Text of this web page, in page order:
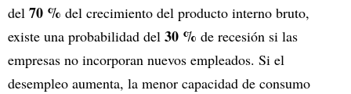
del 70 % del crecimiento del producto interno bruto,
existe una probabilidad del 30 % de recesión si las
empresas no incorporan nuevos empleados. Si el
desempleo aumenta, la menor capacidad de consumo